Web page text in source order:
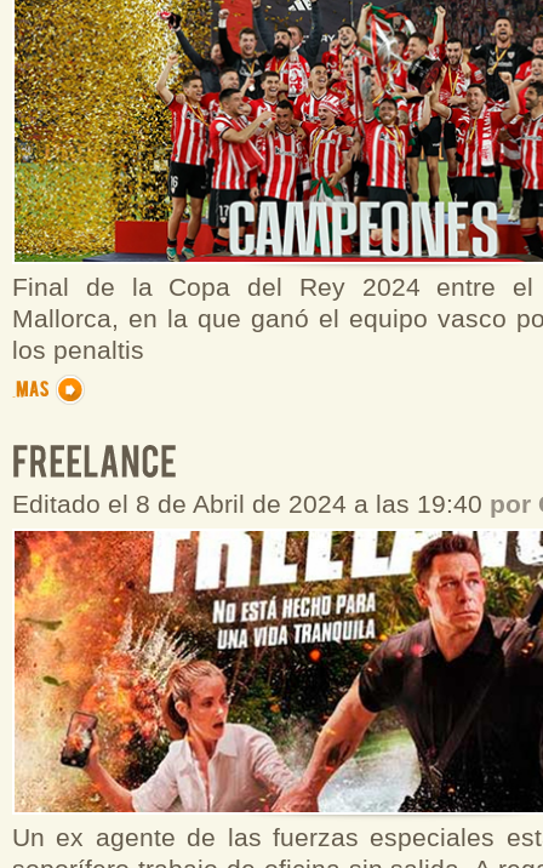
Final de la Copa del Rey 2024 entre
Mallorca, en la que ganó el equipo vasco
los penaltis
Editado el 8 de Abril de 2024 a las 19:40 por
Un ex agente de las fuerzas especiales